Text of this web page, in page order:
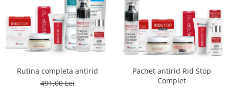
Rutina completa antirid
491,00 Lei
Pachet antirid Rid Stop
Complet